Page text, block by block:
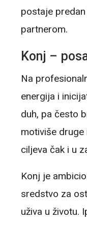
postaje
partnerom.
Konj –
Na
energija i
duh, pa često
motiviše
ciljeva čak i u
Konj je
sredstvo za
uživa u životu.